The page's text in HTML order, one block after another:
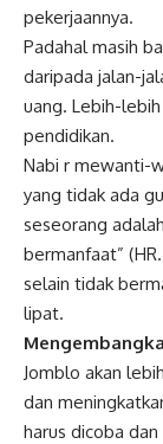
pekerjaannya.
Padahal masih
daripada jalan-
uang. Lebih-
pendidikan.
Nabi r mewanti-
yang tidak ada
seseorang
bermanfaat”
selain tidak
lipat.
Jomblo akan
dan
harus dicoba